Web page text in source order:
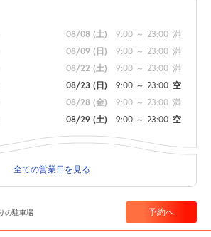
08/08 (土) 9:00 ～ 23:00 満
08/09 (日) 9:00 ～ 23:00 満
08/22 (土) 9:00 ～ 23:00 満
08/23 (日) 9:00 ～ 23:00 空
08/28 (金) 9:00 ～ 23:00 満
08/29 (土) 9:00 ～ 23:00 空
全ての営業日を見る
の駐車場 予約へ